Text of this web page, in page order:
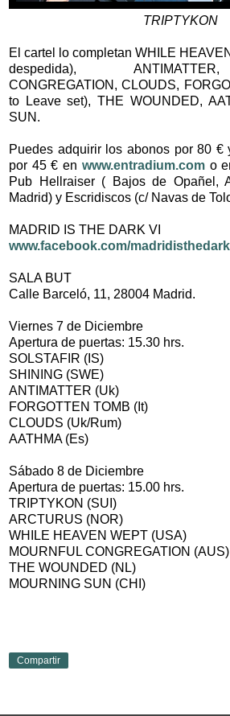
TRIPTYKON
El cartel lo completan WHILE
despedida),
CONGREGATION, CLOUDS,
to Leave set), THE WOUNDED,
SUN.
Puedes adquirir los abonos por 80 €
por 45 € en www.entradium.como
Pub Hellraiser ( Bajos de Opañel,
Madrid) y Escridiscos (c/ Navas de
MADRID IS THE DARK VI
www.facebook.com/
SALA BUT
Calle Barceló, 11, 28004 Madrid.
Viernes 7 de Diciembre
Apertura de puertas: 15.30 hrs.
SOLSTAFIR (IS)
SHINING (SWE)
ANTIMATTER (Uk)
FORGOTTEN TOMB (It)
CLOUDS (Uk/Rum)
AATHMA (Es)
Sábado 8 de Diciembre
Apertura de puertas: 15.00 hrs.
TRIPTYKON (SUI)
ARCTURUS (NOR)
WHILE HEAVEN WEPT (USA)
MOURNFUL CONGREGATION (AUS)
THE WOUNDED (NL)
MOURNING SUN (CHI)
Compartir